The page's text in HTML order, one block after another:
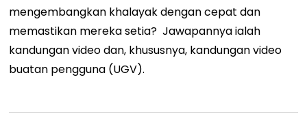
mengembangkan khalayak dengan cepat dan
memastikan mereka setia?Jawapannya ialah
kandungan video dan, khususnya, kandungan video
buatan pengguna (UGV).